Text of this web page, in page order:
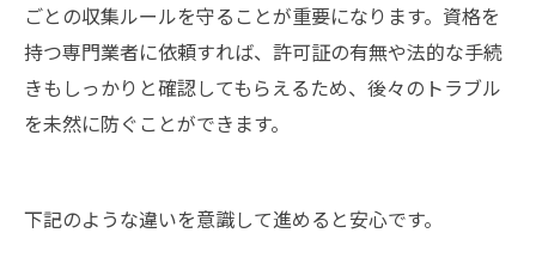
ごとの収集ルールを守ることが重要になります。資格を
持つ専門業者に依頼すれば、許可証の有無や法的な手続
きもしっかりと確認してもらえるため、後々のトラブル
を未然に防ぐことができます。
下記のような違いを意識して進めると安心です。